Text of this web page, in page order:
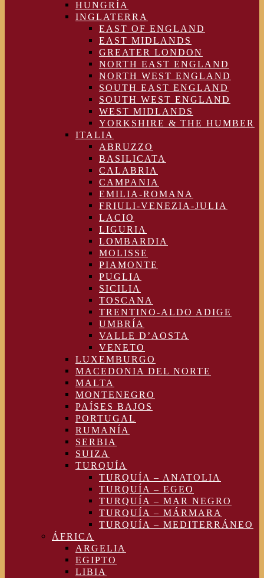
HUNGRÍA
INGLATERRA
EAST OF ENGLAND
EAST MIDLANDS
GREATER LONDON
NORTH EAST ENGLAND
NORTH WEST ENGLAND
SOUTH EAST ENGLAND
SOUTH WEST ENGLAND
WEST MIDLANDS
YORKSHIRE & THE HUMBER
ITALIA
ABRUZZO
BASILICATA
CALABRIA
CAMPANIA
EMILIA-ROMANA
FRIULI-VENEZIA-JULIA
LACIO
LIGURIA
LOMBARDIA
MOLISSE
PIAMONTE
PUGLIA
SICILIA
TOSCANA
TRENTINO-ALDO ADIGE
UMBRÍA
VALLE D’AOSTA
VENETO
LUXEMBURGO
MACEDONIA DEL NORTE
MALTA
MONTENEGRO
PAÍSES BAJOS
PORTUGAL
RUMANÍA
SERBIA
SUIZA
TURQUÍA
TURQUÍA – ANATOLIA
TURQUÍA – EGEO
TURQUÍA – MAR NEGRO
TURQUÍA – MÁRMARA
TURQUÍA – MEDITERRÁNEO
ÁFRICA
ARGELIA
EGIPTO
LIBIA